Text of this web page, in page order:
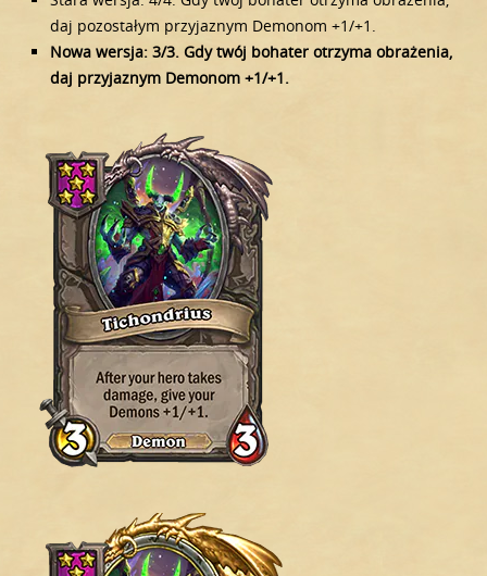
daj pozostałym przyjaznym Demonom +1/+1.
Nowa wersja: 3/3. Gdy twój bohater otrzyma obrażenia,
daj przyjaznym Demonom +1/+1.